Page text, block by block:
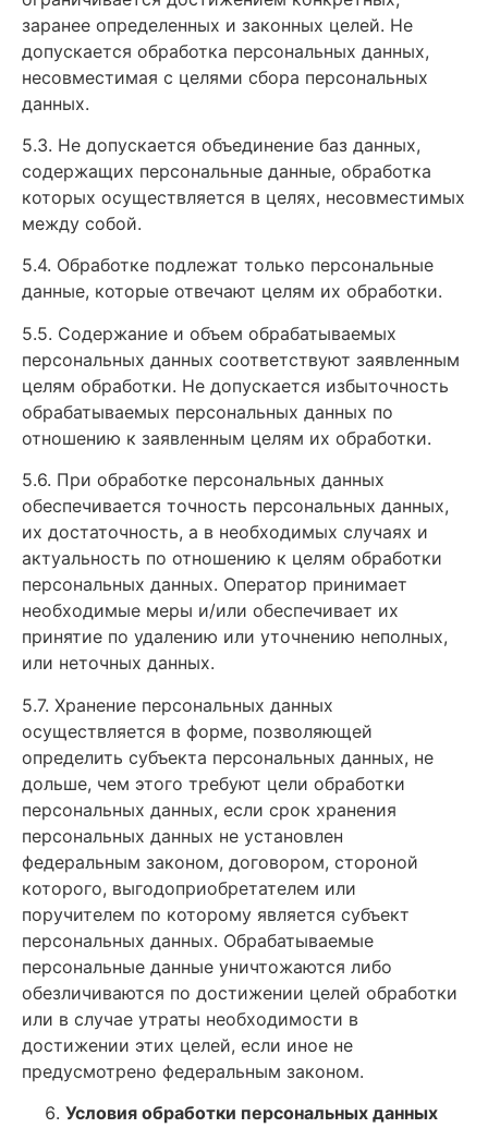
заранее определенных и законных целей. Не
допускается обработка персональных данных,
несовместимая с целями сбора персональных
данных.
5.3. Не допускается объединение баз данных,
содержащих персональные данные, обработка
которых осуществляется в целях, несовместимых
между собой.
5.4. Обработке подлежат только персональные
данные, которые отвечают целям их обработки.
5.5. Содержание и объем обрабатываемых
персональных данных соответствуют заявленным
целям обработки. Не допускается избыточность
обрабатываемых персональных данных по
отношению к заявленным целям их обработки.
5.6. При обработке персональных данных
обеспечивается точность персональных данных,
их достаточность, а в необходимых случаях и
актуальность по отношению к целям обработки
персональных данных. Оператор принимает
необходимые меры и/или обеспечивает их
принятие по удалению или уточнению неполных,
или неточных данных.
5.7. Хранение персональных данных
осуществляется в форме, позволяющей
определить субъекта персональных данных, не
дольше, чем этого требуют цели обработки
персональных данных, если срок хранения
персональных данных не установлен
федеральным законом, договором, стороной
которого, выгодоприобретателем или
поручителем по которому является субъект
персональных данных. Обрабатываемые
персональные данные уничтожаются либо
обезличиваются по достижении целей обработки
или в случае утраты необходимости в
достижении этих целей, если иное не
предусмотрено федеральным законом.
Условия обработки персональных данных